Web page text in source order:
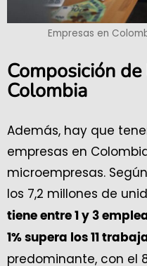
Empresas en
Composición
Colombia
Además, hay que
empresas en
microempresas.
los 7,2 millones de
tiene entre 1 y 3
1% supera los 11
predominante, con el